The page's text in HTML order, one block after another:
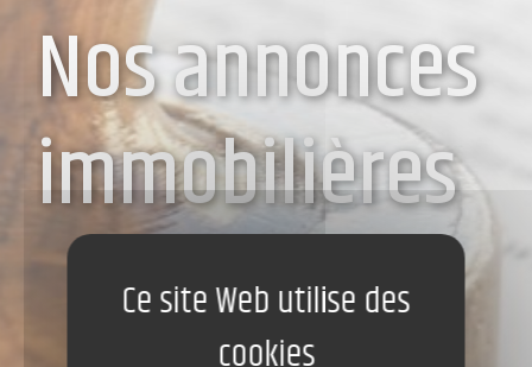
Nos annonces
immobilières